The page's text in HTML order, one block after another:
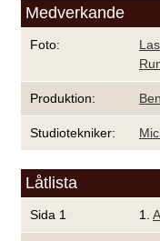
Medverkande
Foto:
Produktion:
Studiotekniker:
Låtlista
Sida 1 1.